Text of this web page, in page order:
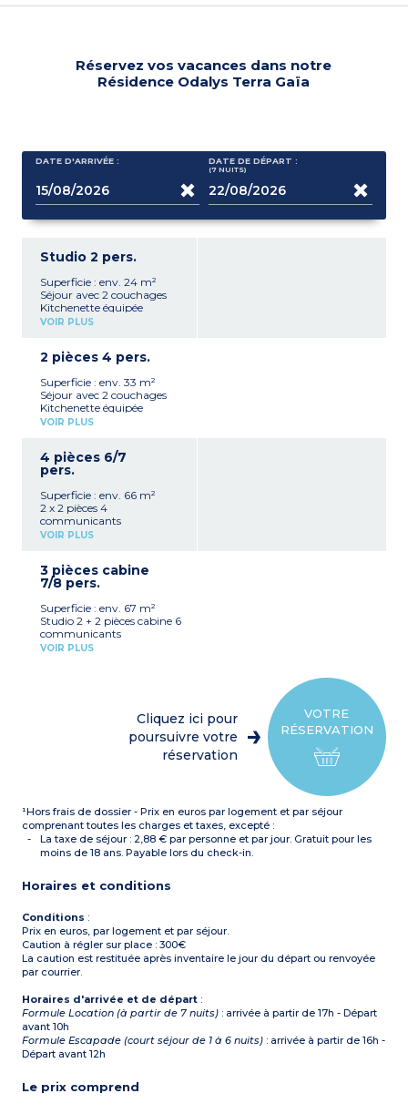
Réservez vos vacances dans notre
Résidence Odalys Terra Gaïa
DATE D'ARRIVÉE : DATE DE DÉPART :
(7 NUITS)
Studio 2 pers.
Superficie : env. 24 m²
Séjour avec 2 couchages
Kitchenette équipée
(réfrigérateur, plaque
Salle de bain avec WC
VOIR PLUS
2 pièces 4 pers.
Superficie : env. 33 m²
Séjour avec 2 couchages
Kitchenette équipée
(réfrigérateur, plaque
mixte)
Chambre avec 2
Salle de bain avec WC
Terrasse
VOIR PLUS
4 pièces 6/7
pers.
Superficie : env. 66 m²
2 x 2 pièces 4
communicants
VOIR PLUS
3 pièces cabine
7/8 pers.
Superficie : env. 67 m²
Studio 2 + 2 pièces cabine 6
communicants
VOIR PLUS
VOTRE
RÉSERVATION
Cliquez ici pour
poursuivre votre
réservation
¹Hors frais de dossier - Prix en euros par logement et par séjour
comprenant toutes les charges et taxes, excepté :
La taxe de séjour : 2,88 € par personne et par jour. Gratuit pour les
moins de 18 ans. Payable lors du check-in.
Horaires et conditions
Conditions :
Prix en euros, par logement et par séjour.
Caution à régler sur place : 300€
La caution est restituée après inventaire le jour du départ ou renvoyée
par courrier.
Horaires d'arrivée et de départ :
Formule Location (à partir de 7 nuits) : arrivée à partir de 17h - Départ
avant 10h
Formule Escapade (court séjour de 1 à 6 nuits) : arrivée à partir de 16h -
Départ avant 12h
Le prix comprend